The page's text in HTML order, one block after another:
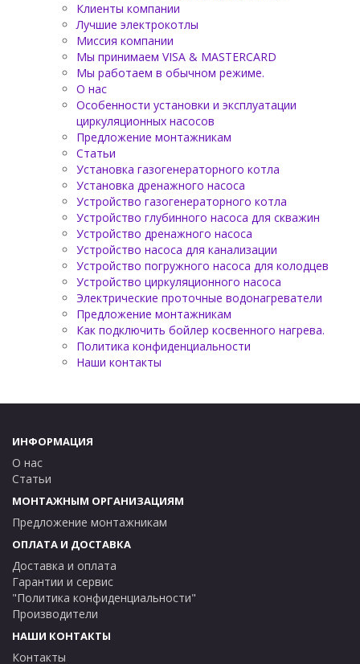
Клиенты компании
Лучшие электрокотлы
Миссия компании
Мы принимаем VISA & MASTERCARD
Мы работаем в обычном режиме.
О нас
Особенности установки и эксплуатации
циркуляционных насосов
Предложение монтажникам
Статьи
Установка газогенераторного котла
Установка дренажного насоса
Устройство газогенераторного котла
Устройство глубинного насоса для скважин
Устройство дренажного насоса
Устройство насоса для канализации
Устройство погружного насоса для колодцев
Устройство циркуляционного насоса
Электрические проточные водонагреватели
Предложение монтажникам
Как подключить бойлер косвенного нагрева.
Политика конфиденциальности
Наши контакты
ИНФОРМАЦИЯ
О нас
Статьи
МОНТАЖНЫМ ОРГАНИЗАЦИЯМ
Предложение монтажникам
ОПЛАТА И ДОСТАВКА
Доставка и оплата
Гарантии и сервис
"Политика конфиденциальности"
Производители
НАШИ КОНТАКТЫ
Контакты